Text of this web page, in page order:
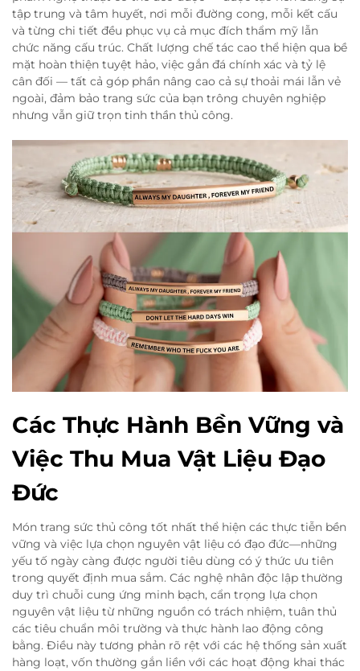
tập trung và tâm huyết, nơi mỗi đường cong, mỗi kết cấu
và từng chi tiết đều phục vụ cả mục đích thẩm mỹ lẫn
chức năng cấu trúc. Chất lượng chế tác cao thể hiện qua bề
mặt hoàn thiện tuyệt hảo, việc gắn đá chính xác và tỷ lệ
cân đối — tất cả góp phần nâng cao cả sự thoải mái lẫn vẻ
ngoài, đảm bảo trang sức của bạn trông chuyên nghiệp
nhưng vẫn giữ trọn tinh thần thủ công.
Các Thực Hành Bền Vững và
Việc Thu Mua Vật Liệu Đạo
Đức
Món trang sức thủ công tốt nhất thể hiện các thực tiễn bền
vững và việc lựa chọn nguyên vật liệu có đạo đức—những
yếu tố ngày càng được người tiêu dùng có ý thức ưu tiên
trong quyết định mua sắm. Các nghệ nhân độc lập thường
duy trì chuỗi cung ứng minh bạch, cẩn trọng lựa chọn
nguyên vật liệu từ những nguồn có trách nhiệm, tuân thủ
các tiêu chuẩn môi trường và thực hành lao động công
bằng. Điều này tương phản rõ rệt với các hệ thống sản xuất
hàng loạt, vốn thường gắn liền với các hoạt động khai thác